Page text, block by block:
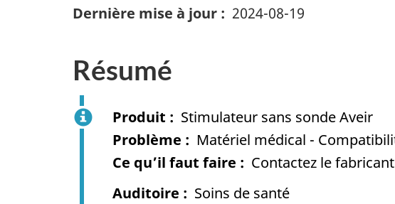
Dernière mise à jour
2024-08-19
Résumé
Produit
Stimulateur sans sonde Aveir
Problème
Matériel médical -
Ce qu’il faut faire
Contactez le
Auditoire
Soins de santé